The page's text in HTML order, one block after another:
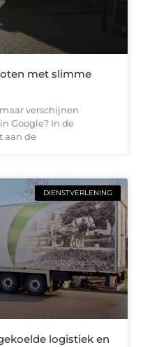
met slimme
verschijnen
Google? In de
aan de
DIENSTVERLENING
logistiek en